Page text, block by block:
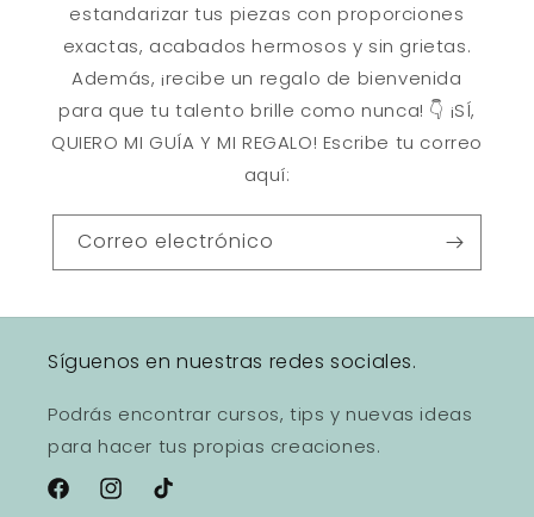
estandarizar tus piezas con proporciones
exactas, acabados hermosos y sin grietas.
Además, ¡recibe un regalo de bienvenida
para que tu talento brille como nunca! 👇 ¡SÍ,
QUIERO MI GUÍA Y MI REGALO! Escribe tu correo
aquí:
Correo electrónico
Síguenos en nuestras redes sociales.
Podrás encontrar cursos, tips y nuevas ideas
para hacer tus propias creaciones.
FacebookInstagram
TikTok